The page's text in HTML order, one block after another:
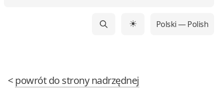
☀ Polski — Polish
<powrót do strony nadrzędnej